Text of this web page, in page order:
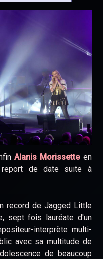
Alanis Morissetteen
de date suite à
record de Jagged Little
sept fois lauréate d'un
interprète multi-
avec sa multitude de
de beaucoup